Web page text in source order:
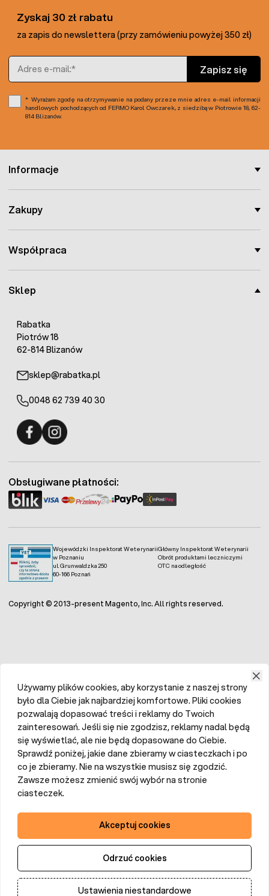
Sklep
Rabatka
Piotrów 18
62-814 Blizanów
sklep@rabatka.pl
0048 62 739 40 30
Informacje
Zakupy
Współpraca
Zyskaj 30 zł rabatu
za zapis do newslettera (przy zamówieniu powyżej 350 zł)
Adres e-mail
Zapisz się
Wyrażam zgodę na otrzymywanie na podany przeze mnie adres e-mail informacji
handlowych pochodzących od FERMO Karol Owczarek, z siedzibą w Piotrowie 18, 62-
814 Blizanów.
Wojewódzki Inspektorat Weterynarii
w Poznaniu
ul. Grunwaldzka 250
60-166 Poznań
Główny Inspektorat Weterynarii
Obrót produktami leczniczymi
OTC na odległość
Obsługiwane płatności:
Copyright © 2013-present Magento, Inc. All rights reserved.
Używamy plików cookies, aby korzystanie z naszej strony
było dla Ciebie jak najbardziej komfortowe. Pliki cookies
pozwalają dopasować treści i reklamy do Twoich
zainteresowań. Jeśli się nie zgodzisz, reklamy nadal będą
się wyświetlać, ale nie będą dopasowane do Ciebie.
Sprawdź poniżej, jakie dane zbieramy w ciasteczkach i po
co je zbieramy. Nie na wszystkie musisz się zgodzić.
Zawsze możesz zmienić swój wybór na stronie
ciasteczek.
Akceptuj cookies
Odrzuć cookies
Ustawienia niestandardowe